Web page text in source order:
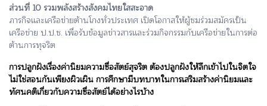
ส่วนที่ 10 รวมพลังสร้างสังคมไทยใสสะอาด
ภารกิจและเครือข่ายต้านโกงทั่วประเทศ เปิดโอกาสให้ผู้ชมร่วมสมัครเป็น
เครือข่าย ป.ป.ช. เพื่อรับข้อมูลข่าวสารและร่วมกิจกรรมกับเครือข่ายในการต่อ
ต้านการทุจริต
การปลูกฝังเรื่องค่านิยมความซื่อสัตย์สุจริต ต้องปลูกฝังให้ลึกเข้าไปในจิตใจ
ไม่ใช่สอนกันเพียงผิวเผิน การศึกษามีบทบาทในการเสริมสร้างค่านิยมและ
ทัศนคติเกี่ยวกับความซื่อสัตย์ได้อย่างไรบ้าง